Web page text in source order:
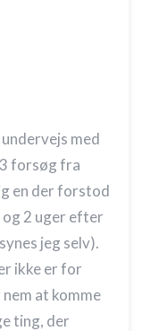
med
forsøg fra
en der forstod
2 uger efter
jeg selv).
ikke er for
at komme
ting, der